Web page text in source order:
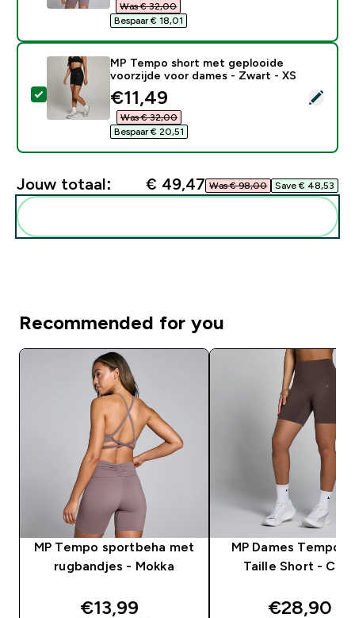
Was € 32,00‎
Bespaar € 18,01‎
Selecteer dit product - MP Tempo short met
MP Tempo short met geplooide
voorzijde voor dames - Zwart - XS
discounted price
€11,49‎
Was € 32,00‎
Bespaar € 20,51‎
Jouw totaal: € 49,47‎ Was € 98,00‎ Save € 48,53‎
Recommended for you
MP Tempo sportbeha met
rugbandjes - Mokka
discounted price
€13,99‎
MP Dames Tempo
Taille Short -
€28,90‎